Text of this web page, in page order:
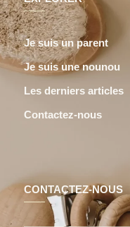
Je suis un parent
Je suis une nounou
Les derniers articles
Contactez-nous
CONTACTEZ-NOUS